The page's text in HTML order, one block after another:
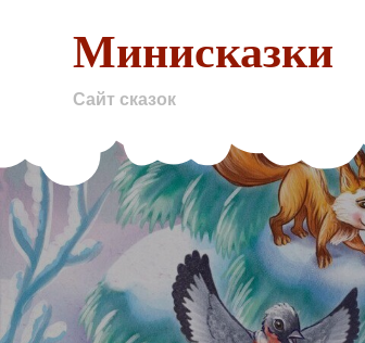
Минисказки
Сайт сказок